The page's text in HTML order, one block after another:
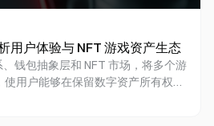
用户体验与 NFT 游戏资产生态
钱包抽象层和 NFT 市场，将多个游
用户能够在保留数字资产所有权的
验。